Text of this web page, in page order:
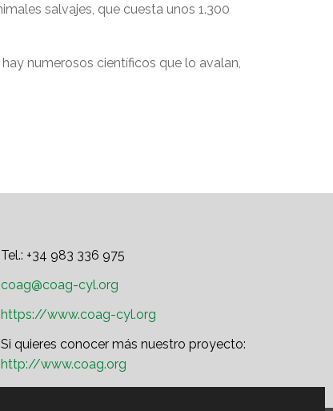
salvajes, que cuesta unos 1.300
numerosos científicos que lo avalan,
Tel.: +34 983 336 975
coag@coag-cyl.org
https://www.coag-cyl.org
Si quieres conocer más nuestro proyecto:
http://www.coag.org